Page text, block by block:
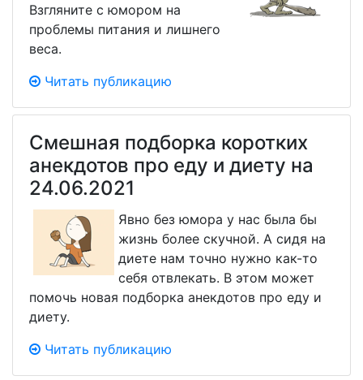
Взгляните с юмором на
проблемы питания и лишнего
веса.
Читать публикацию
Смешная подборка коротких
анекдотов про еду и диету на
24.06.2021
Явно без юмора у нас была бы
жизнь более скучной. А сидя на
диете нам точно нужно как-то
себя отвлекать. В этом может
помочь новая подборка анекдотов про еду и
диету.
Читать публикацию